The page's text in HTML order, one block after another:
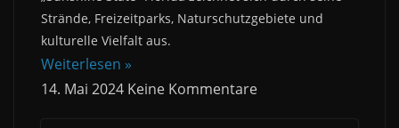
Strände, Freizeitparks, Naturschutzgebiete und
kulturelle Vielfalt aus.
Weiterlesen »
14. Mai 2024 Keine Kommentare